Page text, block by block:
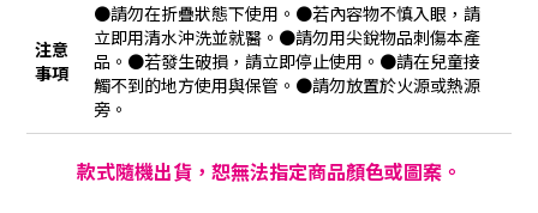
注意
事項
●請勿在折疊狀態下使用。●若內容物不慎入眼，請
立即用清水沖洗並就醫。●請勿用尖銳物品刺傷本產
品。●若發生破損，請立即停止使用。●請在兒童接
觸不到的地方使用與保管。●請勿放置於火源或熱源
旁。
款式隨機出貨，恕無法指定商品顏色或圖案。